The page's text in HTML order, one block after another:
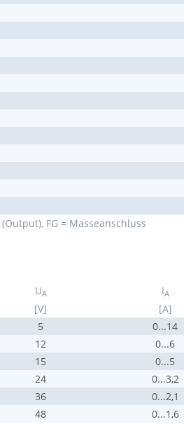
FG = Masseanschluss
UA IA
[V] [A]
5 0...14
12 0...6
15 0...5
24 0...3,2
36 0...2,1
48 0...1,6